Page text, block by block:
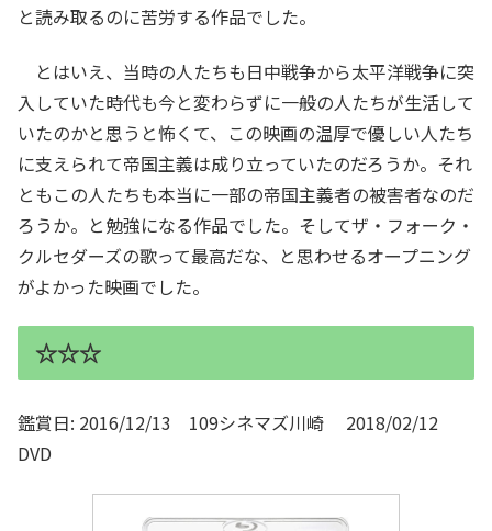
と読み取るのに苦労する作品でした。
とはいえ、当時の人たちも日中戦争から太平洋戦争に突
入していた時代も今と変わらずに一般の人たちが生活して
いたのかと思うと怖くて、この映画の温厚で優しい人たち
に支えられて帝国主義は成り立っていたのだろうか。それ
ともこの人たちも本当に一部の帝国主義者の被害者なのだ
ろうか。と勉強になる作品でした。そしてザ・フォーク・
クルセダーズの歌って最高だな、と思わせるオープニング
がよかった映画でした。
☆☆☆
鑑賞日: 2016/12/13 109シネマズ川崎 2018/02/12
DVD